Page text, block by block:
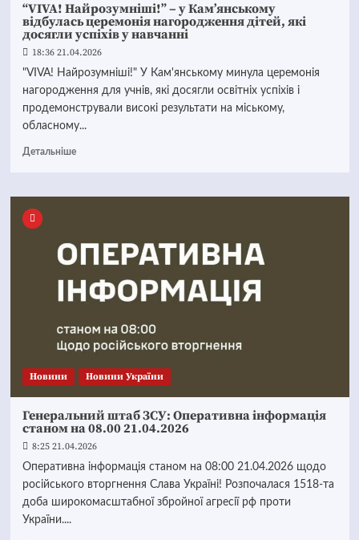
“VIVA! Найрозумніші!” – у Кам’янському
відбулась церемонія нагородження дітей, які
досягли успіхів у навчанні
18:36 21.04.2026
"VIVA! Найрозумніші!" У Кам'янському минула церемонія
нагородження для учнів, які досягли освітніх успіхів і
продемонстрували високі результати на міському,
обласному...
Детальніше
Новини Новини України
Генеральний штаб ЗСУ: Оперативна інформація
станом на 08.00 21.04.2026
8:25 21.04.2026
Оперативна інформація станом на 08:00 21.04.2026 щодо
російського вторгнення Слава Україні! Розпочалася 1518-та
доба широкомасштабної збройної агресії рф проти
України....